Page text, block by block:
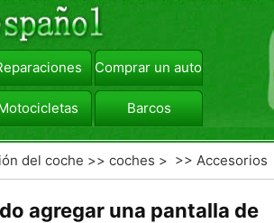
Comprar un automóvil
Barcos
Camiones
del coche >>coches > >>Accesorios
agregar una pantalla de